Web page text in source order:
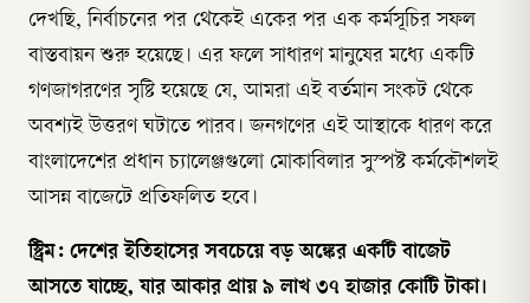
দেখছি, নির্বাচনের পর থেকেই একের পর এক কর্মসূচির সফল
বাস্তবায়ন শুরু হয়েছে। এর ফলে সাধারণ মানুষের মধ্যে একটি
গণজাগরণের সৃষ্টি হয়েছে যে, আমরা এই বর্তমান সংকট থেকে
অবশ্যই উত্তরণ ঘটাতে পারব। জনগণের এই আস্থাকে ধারণ করে
বাংলাদেশের প্রধান চ্যালেঞ্জগুলো মোকাবিলার সুস্পষ্ট কর্মকৌশলই
আসন্ন বাজেটে প্রতিফলিত হবে।
স্ট্রিম: দেশের ইতিহাসের সবচেয়ে বড় অঙ্কের একটি বাজেট
আসতে যাচ্ছে, যার আকার প্রায় ৯ লাখ ৩৭ হাজার কোটি টাকা।